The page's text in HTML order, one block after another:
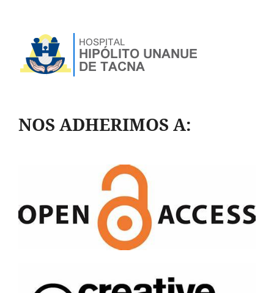
NOS ADHERIMOS A: